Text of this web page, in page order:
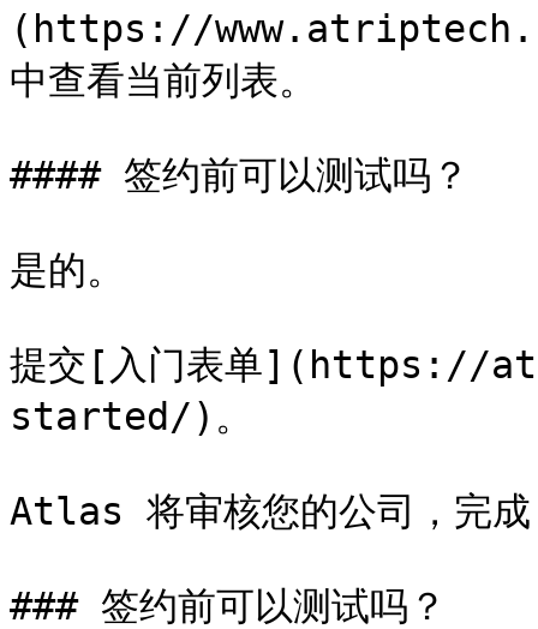
(https://
中查看当前列表。
#### 签约前可以测试吗？
是的。
提交[入门表单](https://
started/)。
Atlas 将审核您的公司，完成
### 签约前可以测试吗？